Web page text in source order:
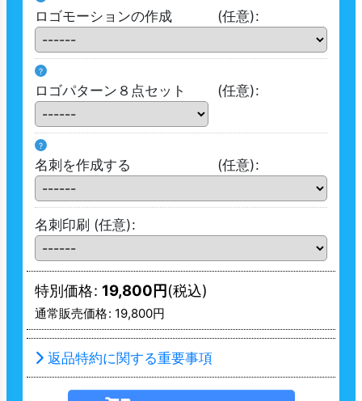
ロゴモーションの作成 (任意):
?
ロゴパターン８点セット (任意):
?
名刺を作成する (任意):
名刺印刷 (任意):
特別価格: 19,800円(税込)
通常販売価格: 19,800円
返品特約に関する重要事項